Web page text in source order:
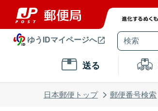
ゆうIDマイページへ
送る
日本郵便トップ 郵便番号検索